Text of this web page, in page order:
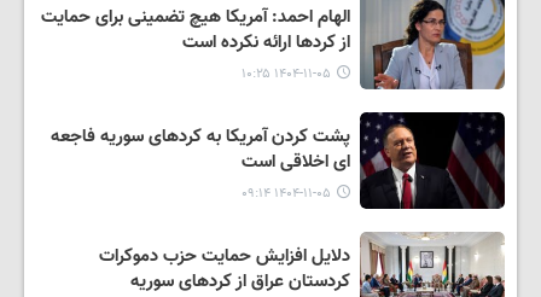
الهام احمد: آمریکا هیچ تضمینی برای حمایت
از کردها ارائه نکرده است
۱۴۰۴-۱۱-۰۵ ۱۰:۲۵
پشت کردن آمریکا به کردهای سوریه فاجعه
ای اخلاقی است
۱۴۰۴-۱۱-۰۵ ۰۹:۱۴
دلایل افزایش حمایت حزب دموکرات
کردستان عراق از کردهای سوریه